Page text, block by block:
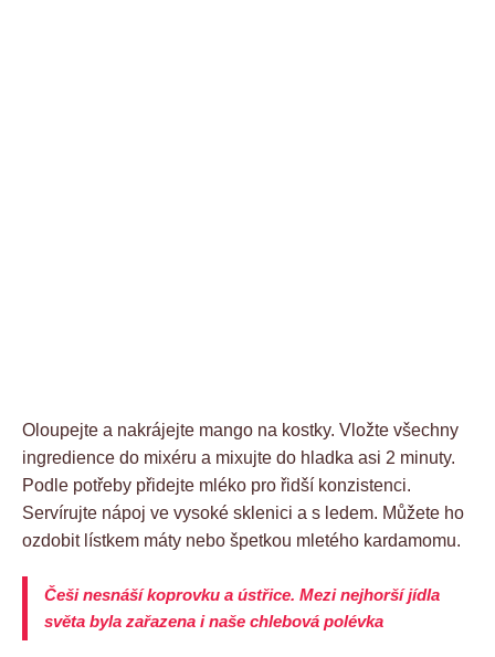
Oloupejte a nakrájejte mango na kostky. Vložte všechny
ingredience do mixéru a mixujte do hladka asi 2 minuty.
Podle potřeby přidejte mléko pro řidší konzistenci.
Servírujte nápoj ve vysoké sklenici a s ledem. Můžete ho
ozdobit lístkem máty nebo špetkou mletého kardamomu.
Češi nesnáší koprovku a ústřice. Mezi nejhorší jídla
světa byla zařazena i naše chlebová polévka